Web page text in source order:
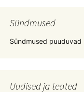
Sündmused
Sündmused puuduvad
Uudised ja teated